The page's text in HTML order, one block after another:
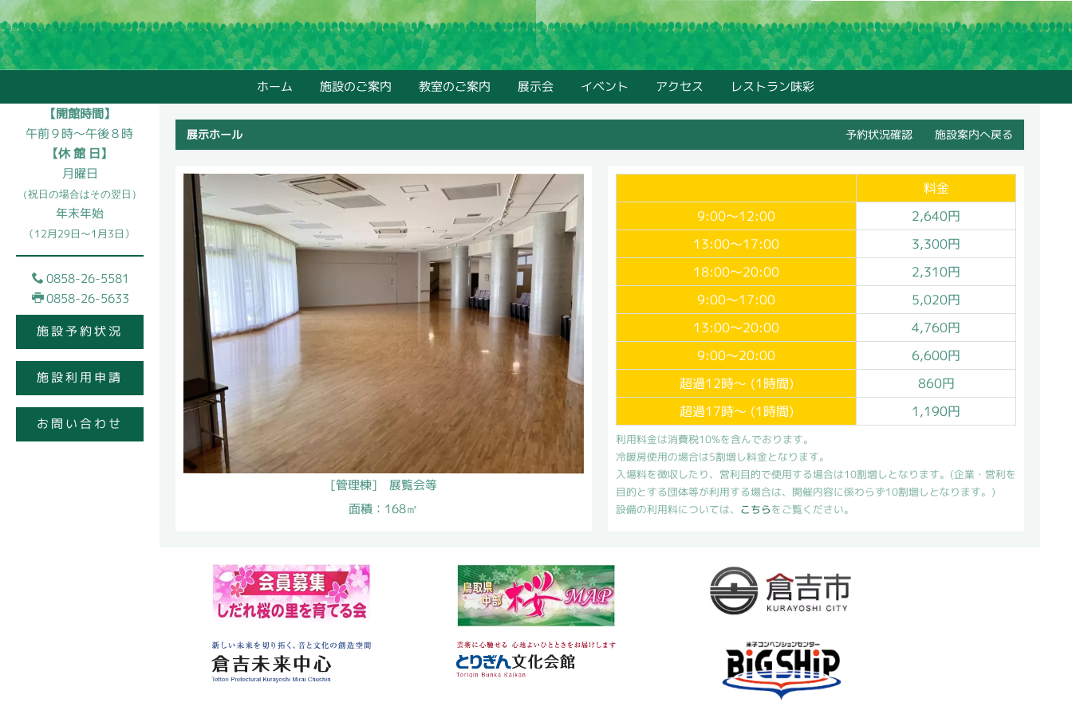
ホーム 施設のご案内 教室のご案内 展示会 イベント アクセス レストラン味彩
展示ホール 予約状況確認 施設案内へ戻る
[管理棟] 展覧会等
面積：168㎡
料金
9:00～12:00
2,640円
13:00～17:00
3,300円
18:00～20:00
2,310円
9:00～17:00
5,020円
13:00～20:00
4,760円
9:00～20:00
6,600円
超過12時～ (1時間)
860円
超過17時～ (1時間)
1,190円
利用料金は消費税10%を含んでおります。
冷暖房使用の場合は5割増し料金となります。
入場料を徴収したり、営利目的で使用する場合は10割増しとなります。(企業・営利を
目的とする団体等が利用する場合は、開催内容に係わらず10割増しとなります。)
設備の利用料については、 こちらをご覧ください。
【開館時間】
午前９時～午後８時
【休 館 日】
月曜日
（祝日の場合はその翌日）
年末年始
（12月29日～1月3日）
0858-26-5581
0858-26-5633
施設予約状況
施設利用申請
お問い合わせ